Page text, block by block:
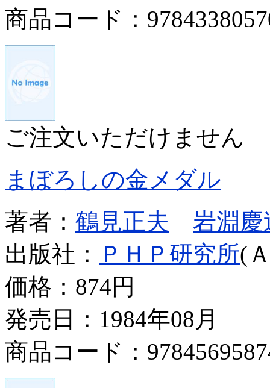
商品コード：
ご注文いただけません
まぼろしの金メダル
著者： 鶴見正夫
岩淵慶
出版社：
ＰＨＰ研究所(
価格： 874円
発売日：1984年08月
商品コード：